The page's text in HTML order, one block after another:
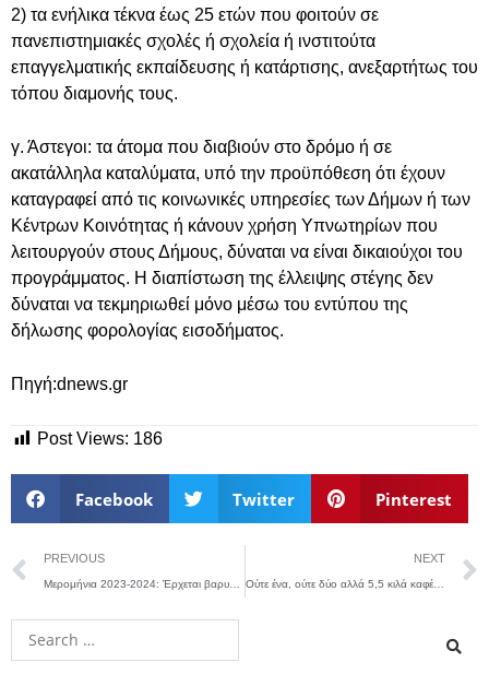
2) τα ενήλικα τέκνα έως 25 ετών που φοιτούν σε
πανεπιστημιακές σχολές ή σχολεία ή ινστιτούτα
επαγγελματικής εκπαίδευσης ή κατάρτισης, ανεξαρτήτως του
τόπου διαμονής τους.
γ. Άστεγοι: τα άτομα που διαβιούν στο δρόμο ή σε
ακατάλληλα καταλύματα, υπό την προϋπόθεση ότι έχουν
καταγραφεί από τις κοινωνικές υπηρεσίες των Δήμων ή των
Κέντρων Κοινότητας ή κάνουν χρήση Υπνωτηρίων που
λειτουργούν στους Δήμους, δύναται να είναι δικαιούχοι του
προγράμματος. Η διαπίστωση της έλλειψης στέγης δεν
δύναται να τεκμηριωθεί μόνο μέσω του εντύπου της
δήλωσης φορολογίας εισοδήματος.
Πηγή:dnews.gr
Post Views: 186
Facebook Twitter Pinterest
PREVIOUS NEXT
Ούτε ένα, ούτε δύο αλλά 5,5 κιλά καφέ πίνει ο Έλληνας